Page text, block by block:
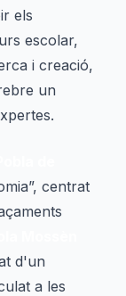
els
escolar,
i creació,
un
centrat
d'un
a les